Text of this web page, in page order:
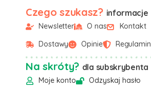
Czego szukasz? informacje
Newsletter O nas
Kontakt
Dostawy
Opinie Regulamin
Na skróty? dla subskrybenta
Moje konto
Odzyskaj hasło